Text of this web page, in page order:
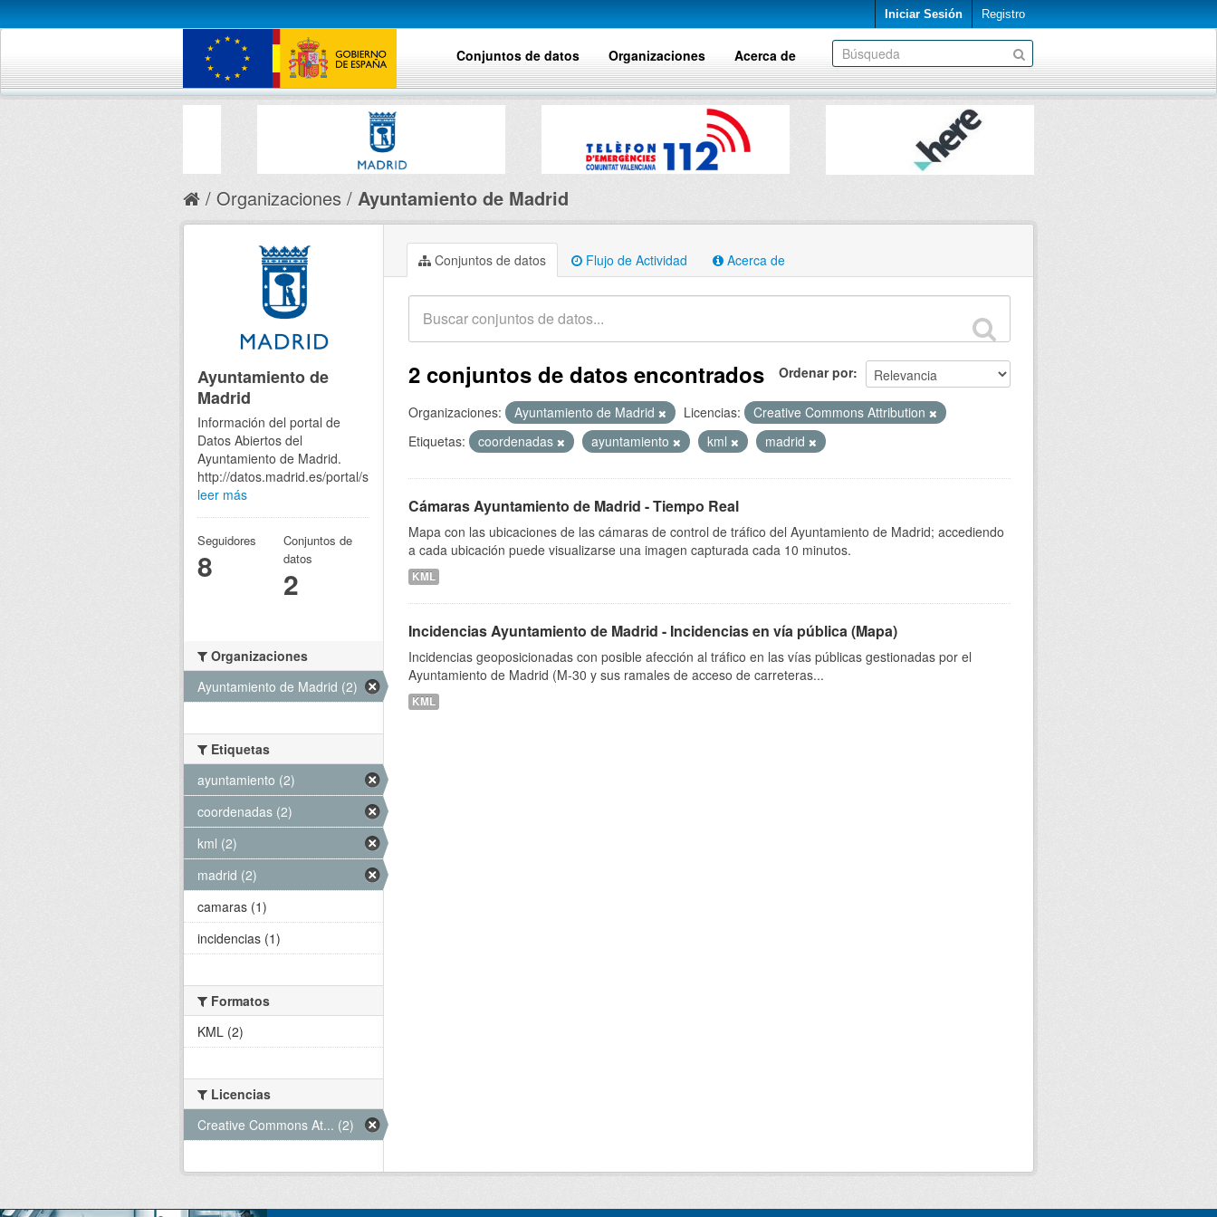
Iniciar Sesión Registro
Conjuntos de datos Organizaciones Acerca de
Organizaciones Ayuntamiento de Madrid
Conjuntos de datos Flujo de Actividad Acerca de
Ordenar por
2 conjuntos de datos encontrados
Organizaciones: Ayuntamiento de Madrid Licencias:
Creative Commons Attribution
Etiquetas:
coordenadas ayuntamiento kml madrid
Cámaras Ayuntamiento de Madrid - Tiempo Real
Mapa con las ubicaciones de las cámaras de control de tráfico del Ayuntamiento de Madrid; accediendo
a cada ubicación puede visualizarse una imagen capturada cada 10 minutos.
KML
Incidencias Ayuntamiento de Madrid - Incidencias en vía pública (Mapa)
Incidencias geoposicionadas con posible afección al tráfico en las vías públicas gestionadas por el
Ayuntamiento de Madrid (M-30 y sus ramales de acceso de carreteras...
KML
Ayuntamiento de
Madrid
Información del portal de
Datos Abiertos del
Ayuntamiento de Madrid.
http://datos.madrid.es/portal/site/egob
leer más
Seguidores
8
Conjuntos de
datos
2
Organizaciones
Ayuntamiento de Madrid (2)
Etiquetas
ayuntamiento (2)
coordenadas (2)
kml (2)
madrid (2)
camaras (1)
incidencias (1)
Formatos
KML (2)
Licencias
Creative Commons At... (2)